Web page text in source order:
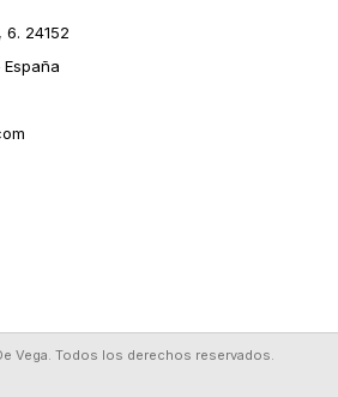
24152
Vega. Todos los derechos reservados.